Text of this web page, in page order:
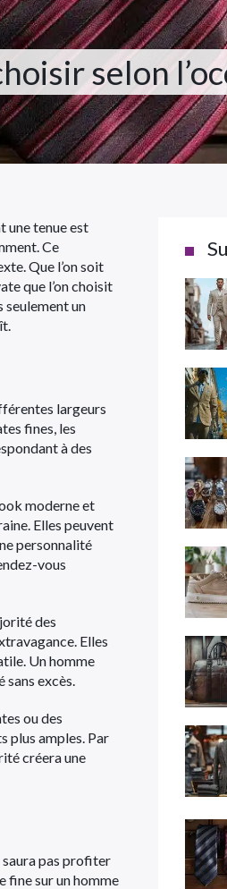
selon
une tenue est
Ce
Que l’on soit
que l’on choisit
seulement un
largeurs
fines, les
à des
moderne et
Elles peuvent
personnalité
vous
des
Elles
Un homme
sans excès.
ou des
plus amples. Par
créera une
saura pas profiter
fine sur un homme